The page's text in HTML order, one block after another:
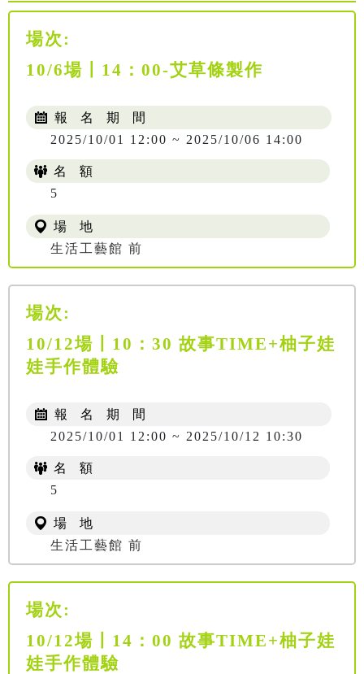
場次:
10/6場〡14：00-艾草條製作
報 名 期 間
2025/10/01 12:00 ~ 2025/10/06 14:00
名 額
5
場 地
生活工藝館 前
場次:
10/12場〡10：30 故事TIME+柚子娃
娃手作體驗
報 名 期 間
2025/10/01 12:00 ~ 2025/10/12 10:30
名 額
5
場 地
生活工藝館 前
場次:
10/12場〡14：00 故事TIME+柚子娃
娃手作體驗